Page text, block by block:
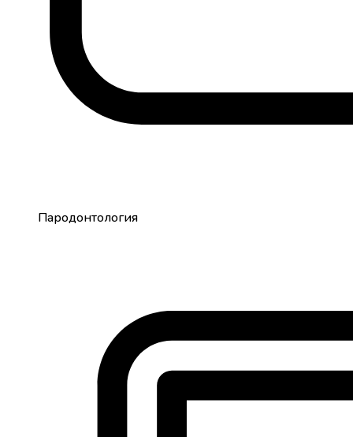
Пародонтология